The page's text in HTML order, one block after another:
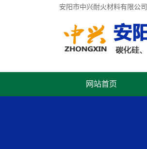
安阳市中兴耐火材料有限公
网站首页